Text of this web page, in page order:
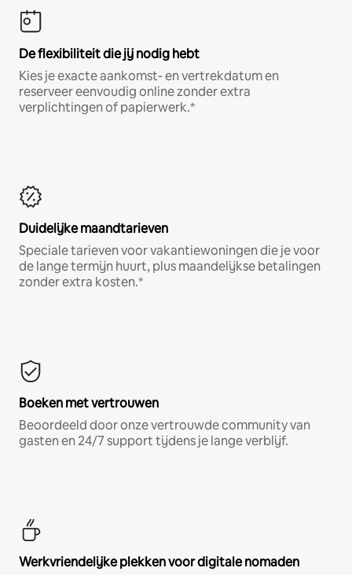
De flexibiliteit die jij nodig hebt
Kies je exacte aankomst- en vertrekdatum en
reserveer eenvoudig online zonder extra
verplichtingen of papierwerk.*
Duidelijke maandtarieven
Speciale tarieven voor vakantiewoningen die je voor
de lange termijn huurt, plus maandelijkse betalingen
zonder extra kosten.*
Boeken met vertrouwen
Beoordeeld door onze vertrouwde community van
gasten en 24/7 support tijdens je lange verblijf.
Werkvriendelijke plekken voor digitale nomaden